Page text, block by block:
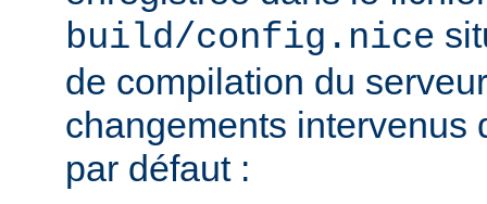
build/config.nice
de compilation du
changements intervenus
par défaut :